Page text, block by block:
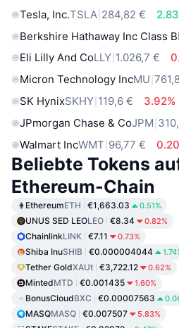
Tesla, Inc.TSLA 284,82 €
Berkshire Hathaway Inc Class B
Eli Lilly And CoLLY 1.026,7 €
Micron Technology IncMU
SK HynixSKHY 119,6 €
3.92%
JPmorgan Chase & CoJPM
Walmart IncWMT 96,77 €
Beliebte Tokens
Ethereum-Chain
EthereumETH €1,663.03 0.51%
UNUS SED LEOLEO €8.34 0.82%
ChainlinkLINK €7.11 0.73%
Shiba InuSHIB €0.000004044
Tether GoldXAUt €3,722.12 0.62%
MintedMTD €0.001435 1.60%
BonusCloudBXC €0.00007563
MASQMASQ €0.007507 5.83%